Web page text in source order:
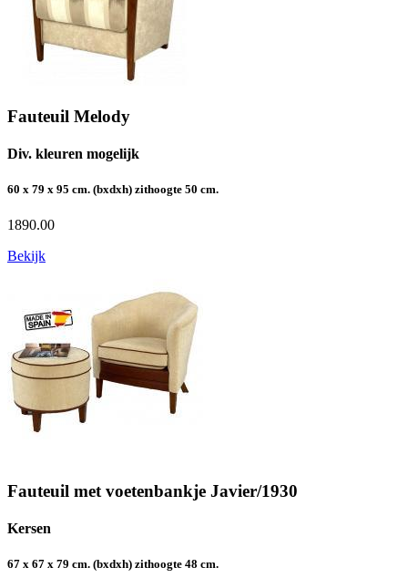
Fauteuil Melody
Div. kleuren mogelijk
60 x 79 x 95 cm. (bxdxh) zithoogte 50 cm.
1890.00
Bekijk
Fauteuil met voetenbankje Javier/1930
Kersen
67 x 67 x 79 cm. (bxdxh) zithoogte 48 cm.